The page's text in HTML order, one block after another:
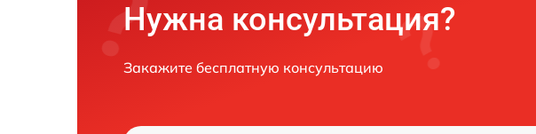
Нужна консультация?
Закажите бесплатную консультацию